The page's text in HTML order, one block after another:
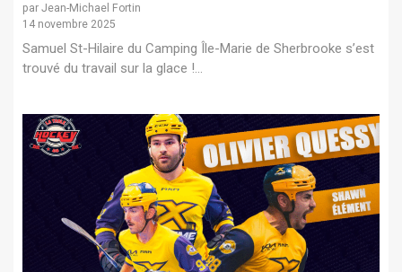
par Jean-Michael Fortin
14 novembre 2025
Samuel St-Hilaire du Camping Île-Marie de Sherbrooke s’est
trouvé du travail sur la glace !...